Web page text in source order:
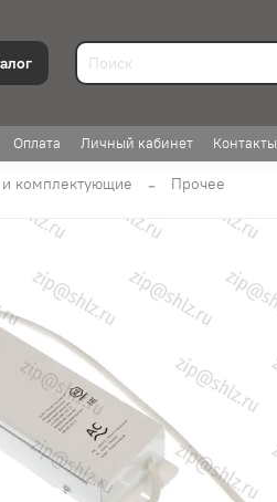
Оплата Личный кабинет Контакты
комплектующие Прочее